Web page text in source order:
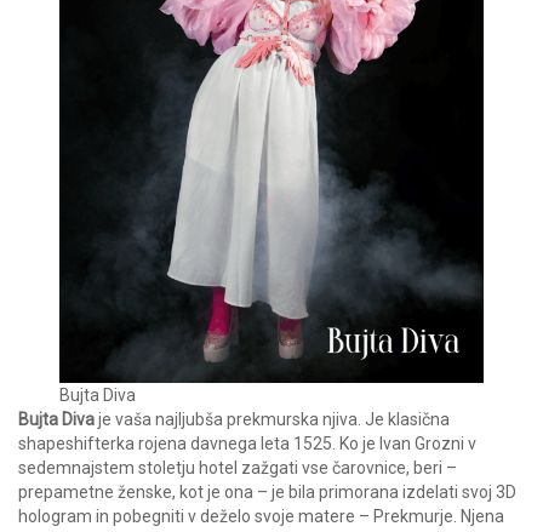
Bujta Diva
Bujta Divaje vaša najljubša prekmurska njiva. Je klasična
shapeshifterka rojena davnega leta 1525. Ko je Ivan Grozni v
sedemnajstem stoletju hotel zažgati vse čarovnice, beri –
prepametne ženske, kot je ona – je bila primorana izdelati svoj 3D
hologram in pobegniti v deželo svoje matere – Prekmurje. Njena